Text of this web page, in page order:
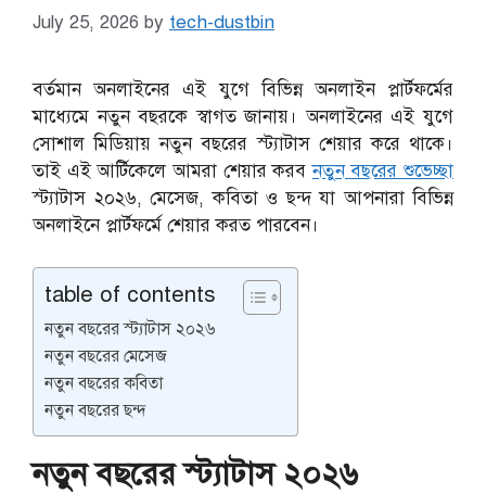
July 25, 2026 by tech-dustbin
বর্তমান অনলাইনের এই যুগে বিভিন্ন অনলাইন প্লার্টফর্মের
মাধ্যেমে নতুন বছরকে স্বাগত জানায়। অনলাইনের এই যুগে
সোশাল মিডিয়ায় নতুন বছরের স্ট্যাটাস শেয়ার করে থাকে।
তাই এই আর্টিকেলে আমরা শেয়ার করবনতুন বছরের শুভেচ্ছা
স্ট্যাটাস ২০২৬, মেসেজ, কবিতা ও ছন্দ যা আপনারা বিভিন্ন
অনলাইনে প্লার্টফর্মে শেয়ার করত পারবেন।
table of contents
নতুন বছরের স্ট্যাটাস ২০২৬
নতুন বছরের মেসেজ
নতুন বছরের কবিতা
নতুন বছরের ছন্দ
নতুন বছরের স্ট্যাটাস ২০২৬